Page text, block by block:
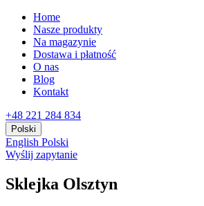
Home
Nasze produkty
Na magazynie
Dostawa i płatność
O nas
Blog
Kontakt
+48 221 284 834
Polski
English Polski
Wyślij zapytanie
Sklejka Olsztyn